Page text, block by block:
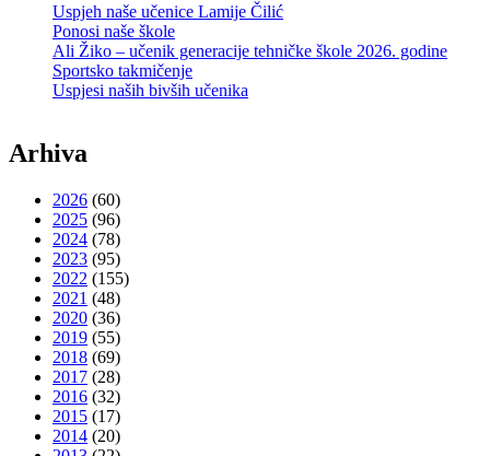
Uspjeh naše učenice Lamije Čilić
Ponosi naše škole
Ali Žiko – učenik generacije tehničke škole 2026. godine
Sportsko takmičenje
Uspjesi naših bivših učenika
Arhiva
2026 (60)
2025 (96)
2024 (78)
2023 (95)
2022 (155)
2021 (48)
2020 (36)
2019 (55)
2018 (69)
2017 (28)
2016 (32)
2015 (17)
2014 (20)